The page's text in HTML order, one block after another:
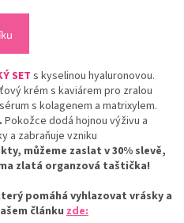
SET s kyselinou hyaluronovou.
krém s kaviárem pro zralou
s kolagenem a matrixylem.
Pokožce dodá hojnou výživu a
a zabraňuje vzniku
můžeme zaslat v 30% slevě,
zlatá organzová taštička!
pomáhá vyhlazovat vrásky a
článku zde: